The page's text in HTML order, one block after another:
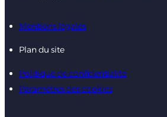
Mentions légales
Plan du site
Politique de confidentialité
Paramètres des cookies